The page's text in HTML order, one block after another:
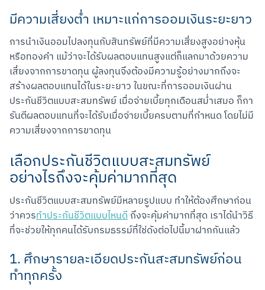
มีความเสี่ยงต่ำ เหมาะแก่การออมเงินระยะยาว
การนำเงินออมไปลงทุนกับสินทรัพย์ที่มีความเสี่ยงสูงอย่างหุ้น
หรือทองคำ แม้ว่าจะได้รับผลตอบแทนสูงแต่ก็แลกมาด้วยความ
เสี่ยงจากการขาดทุน ผู้ลงทุนจึงต้องมีความรู้อย่างมากถึงจะ
สร้างผลตอบแทนได้ในระยะยาว ในขณะที่การออมเงินผ่าน
ประกันชีวิตแบบสะสมทรัพย์ เมื่อจ่ายเบี้ยทุกเดือนสม่ำเสมอ ก็กา
รันตีผลตอบแทนที่จะได้รับเมื่อจ่ายเบี้ยครบตามที่กำหนด โดยไม่มี
ความเสี่ยงจากการขาดทุน
เลือกประกันชีวิตแบบสะสมทรัพย์
อย่างไรถึงจะคุ้มค่ามากที่สุด
ประกันชีวิตแบบสะสมทรัพย์มีหลายรูปแบบ ทำให้ต้องศึกษาก่อน
ว่าควรทำประกันชีวิตแบบไหนดี ถึงจะคุ้มค่ามากที่สุด เราได้นำวิธี
ที่จะช่วยให้ทุกคนได้รับกรมธรรม์ที่ใช่ดังต่อไปนี้มาฝากกันแล้ว
1. ศึกษารายละเอียดประกันสะสมทรัพย์ก่อน
ทำทุกครั้ง